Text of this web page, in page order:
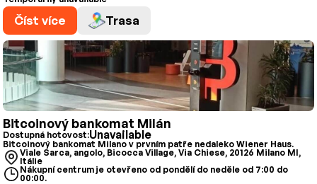
Číst více Trasa
Bitcoinový bankomat Milán
Dostupná hotovost:Unavailable
Bitcoinový bankomat Milano v prvním patře nedaleko Wiener Haus.
Viale Sarca, angolo, Bicocca Village, Via Chiese, 20126 Milano MI,
Itálie
Nákupní centrum je otevřeno od pondělí do neděle od 7:00 do
00:00.